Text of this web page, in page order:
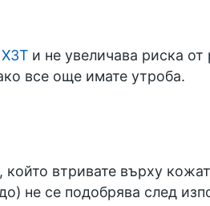
и не увеличава риска от
все още имате утроба.
който втривате върху
не се подобрява след